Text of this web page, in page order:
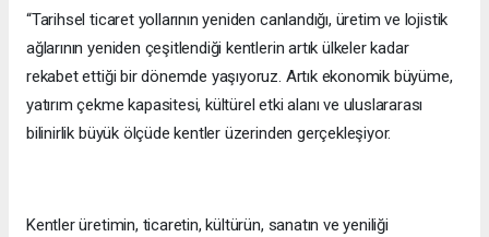
“Tarihsel ticaret yollarının yeniden canlandığı, üretim ve lojistik
ağlarının yeniden çeşitlendiği kentlerin artık ülkeler kadar
rekabet ettiği bir dönemde yaşıyoruz. Artık ekonomik büyüme,
yatırım çekme kapasitesi, kültürel etki alanı ve uluslararası
bilinirlik büyük ölçüde kentler üzerinden gerçekleşiyor.
Kentler üretimin, ticaretin, kültürün, sanatın ve yeniliği